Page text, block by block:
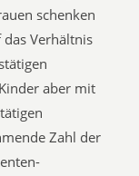
schenken
Verhältnis
aber mit
Zahl der